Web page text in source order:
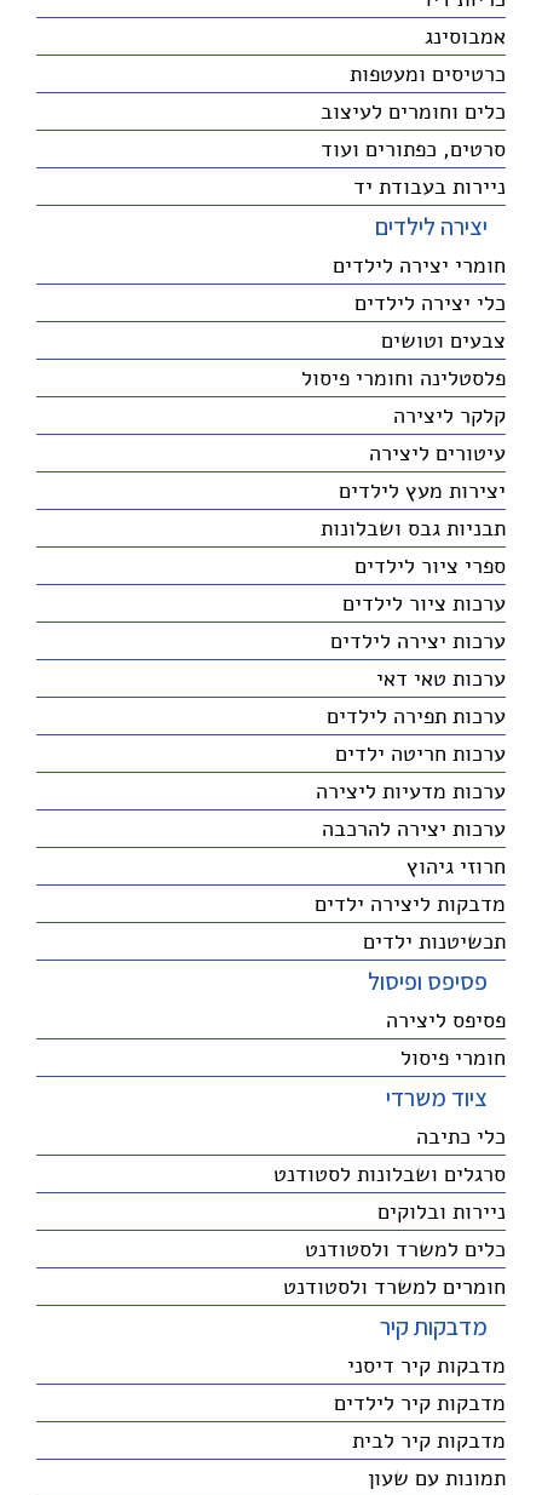
אמבוסינג
כרטיסים ומעטפות
כלים וחומרים לעיצוב
סרטים, כפתורים ועוד
ניירות בעבודת יד
יצירה לילדים
חומרי יצירה לילדים
כלי יצירה לילדים
צבעים וטושים
פלסטלינה וחומרי פיסול
קלקר ליצירה
עיטורים ליצירה
יצירות מעץ לילדים
תבניות גבס ושבלונות
ספרי ציור לילדים
ערכות ציור לילדים
ערכות יצירה לילדים
ערכות טאי דאי
ערכות תפירה לילדים
ערכות חריטה ילדים
ערכות מדעיות ליצירה
ערכות יצירה להרכבה
חרוזי גיהוץ
מדבקות ליצירה ילדים
תכשיטנות ילדים
פסיפס ופיסול
פסיפס ליצירה
חומרי פיסול
ציוד משרדי
כלי כתיבה
סרגלים ושבלונות לסטודנט
ניירות ובלוקים
כלים למשרד ולסטודנט
חומרים למשרד ולסטודנט
מדבקות קיר
מדבקות קיר דיסני
מדבקות קיר לילדים
מדבקות קיר לבית
תמונות עם שעון